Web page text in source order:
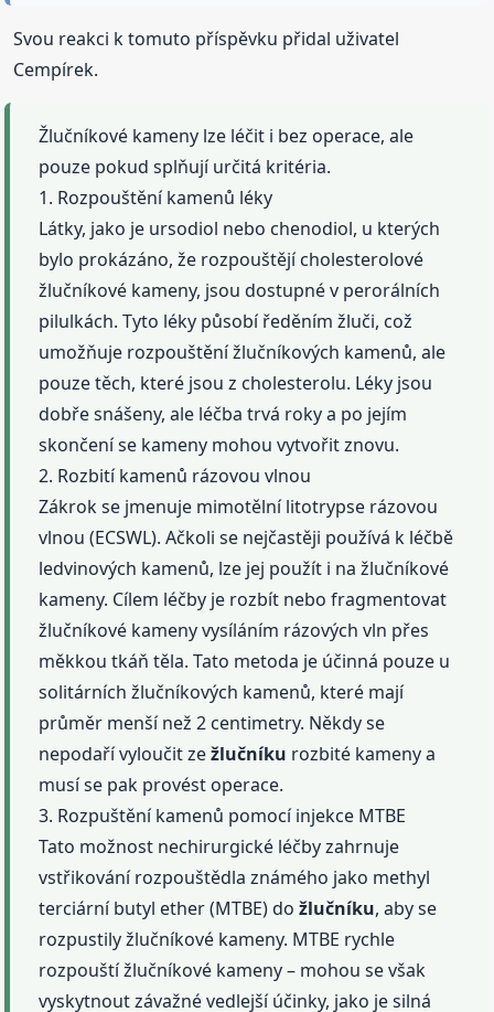
Svou reakci k tomuto příspěvku přidal uživatel
Cempírek.
Žlučníkové kameny lze léčit i bez operace, ale
pouze pokud splňují určitá kritéria.
1. Rozpouštění kamenů léky
Látky, jako je ursodiol nebo chenodiol, u kterých
bylo prokázáno, že rozpouštějí cholesterolové
žlučníkové kameny, jsou dostupné v perorálních
pilulkách. Tyto léky působí ředěním žluči, což
umožňuje rozpouštění žlučníkových kamenů, ale
pouze těch, které jsou z cholesterolu. Léky jsou
dobře snášeny, ale léčba trvá roky a po jejím
skončení se kameny mohou vytvořit znovu.
2. Rozbití kamenů rázovou vlnou
Zákrok se jmenuje mimotělní litotrypse rázovou
vlnou (ECSWL). Ačkoli se nejčastěji používá k léčbě
ledvinových kamenů, lze jej použít i na žlučníkové
kameny. Cílem léčby je rozbít nebo fragmentovat
žlučníkové kameny vysíláním rázových vln přes
měkkou tkáň těla. Tato metoda je účinná pouze u
solitárních žlučníkových kamenů, které mají
průměr menší než 2 centimetry. Někdy se
nepodaří vyloučit zežlučníku rozbité kameny a
musí se pak provést operace.
3. Rozpuštění kamenů pomocí injekce MTBE
Tato možnost nechirurgické léčby zahrnuje
vstřikování rozpouštědla známého jako methyl
terciární butyl ether (MTBE) dožlučníku, aby se
rozpustily žlučníkové kameny. MTBE rychle
rozpouští žlučníkové kameny – mohou se však
vyskytnout závažné vedlejší účinky, jako je silná